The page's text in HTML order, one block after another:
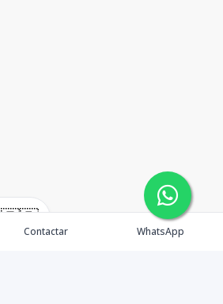
🇫🇷
Contactar WhatsApp